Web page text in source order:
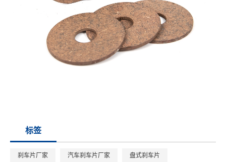
标签
刹车片厂家 汽车刹车片厂家 盘式刹车片